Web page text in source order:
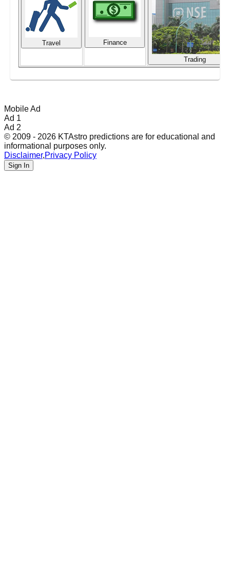
Travel Finance
Trading
Mobile Ad
Ad 1
Ad 2
© 2009 - 2026 KTAstro predictions are for educational and
informational purposes only.
Disclaimer,Privacy Policy
Sign In